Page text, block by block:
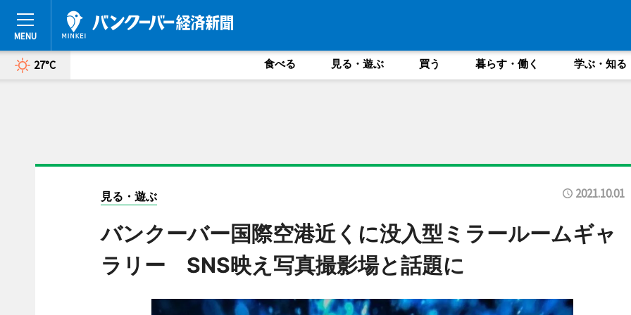
27°C 食べる 見る・遊ぶ 買う 暮らす・働く 学ぶ・知る
見る・遊ぶ 2021.10.01
バンクーバー国際空港近くに没入型ミラールームギャ
ラリー SNS映え写真撮影場と話題に